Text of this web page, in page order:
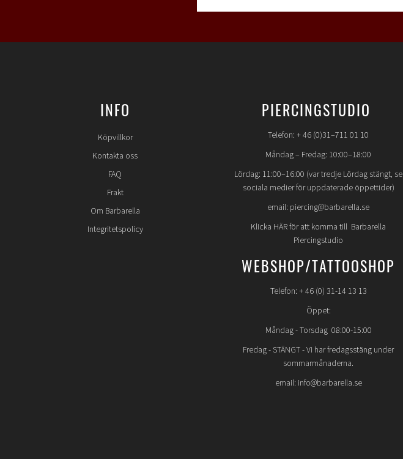
INFO
Köpvillkor
Kontakta oss
FAQ
Frakt
Om Barbarella
Integritetspolicy
PIERCINGSTUDIO
Telefon: + 46 (0)31–711 01 10
Måndag – Fredag: 10:00–18:00
Lördag: 11:00–16:00 (var tredje Lördag stängt, se
sociala medier för uppdaterade öppettider)
email: piercing@barbarella.se
Klicka HÄR för att komma till Barbarella
Piercingstudio
WEBSHOP/TATTOOSHOP
Telefon: + 46 (0) 31-14 13 13
Öppet:
Måndag - Torsdag 08:00-15:00
Fredag - STÄNGT- Vi har fredagsstäng under
sommarmånaderna.
email: info@barbarella.se